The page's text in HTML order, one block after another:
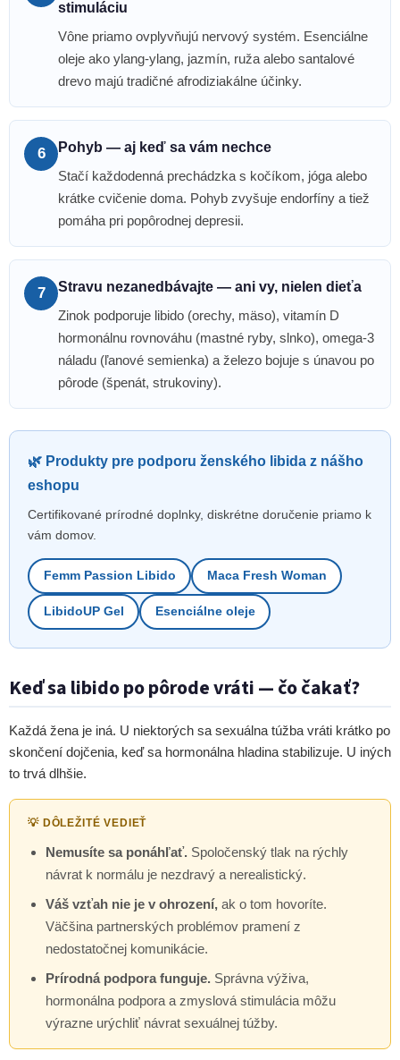
stimuláciu
Vône priamo ovplyvňujú nervový systém. Esenciálne
oleje ako ylang-ylang, jazmín, ruža alebo santalové
drevo majú tradičné afrodiziakálne účinky.
6
Pohyb — aj keď sa vám nechce
Stačí každodenná prechádzka s kočíkom, jóga alebo
krátke cvičenie doma. Pohyb zvyšuje endorfíny a tiež
pomáha pri popôrodnej depresii.
7
Stravu nezanedbávajte — ani vy, nielen dieťa
Zinok podporuje libido (orechy, mäso), vitamín D
hormonálnu rovnováhu (mastné ryby, slnko), omega-3
náladu (ľanové semienka) a železo bojuje s únavou po
pôrode (špenát, strukoviny).
🌿 Produkty pre podporu ženského libida z nášho
eshopu
Certifikované prírodné doplnky, diskrétne doručenie priamo k
vám domov.
Femm Passion Libido Maca Fresh Woman
LibidoUP Gel Esenciálne oleje
Keď sa libido po pôrode vráti — čo čakať?
Každá žena je iná. U niektorých sa sexuálna túžba vráti krátko po
skončení dojčenia, keď sa hormonálna hladina stabilizuje. U iných
to trvá dlhšie.
💡 DÔLEŽITÉ VEDIEŤ
Nemusíte sa ponáhľať. Spoločenský tlak na rýchly
návrat k normálu je nezdravý a nerealistický.
Váš vzťah nie je v ohrození, ak o tom hovoríte.
Väčšina partnerských problémov pramení z
nedostatočnej komunikácie.
Prírodná podpora funguje. Správna výživa,
hormonálna podpora a zmyslová stimulácia môžu
výrazne urýchliť návrat sexuálnej túžby.